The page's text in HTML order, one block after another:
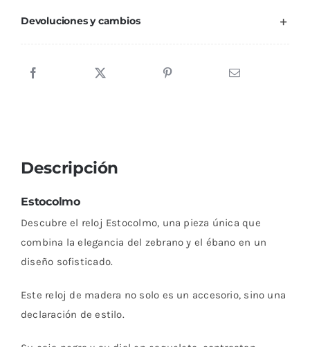
Devoluciones y cambios
Descripción
Estocolmo
Descubre el reloj Estocolmo, una pieza única que
combina la elegancia del zebrano y el ébano en un
diseño sofisticado.
Este reloj de madera no solo es un accesorio, sino una
declaración de estilo.